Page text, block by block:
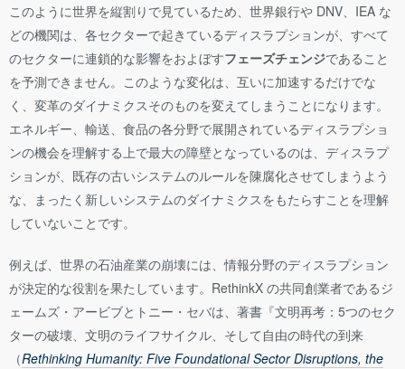
このように世界を縦割りで見ているため、世界銀行や DNV、IEA な
どの機関は、各セクターで起きているディスラプションが、すべて
のセクターに連鎖的な影響をおよぼすフェーズチェンジであること
を予測できません。このような変化は、互いに加速するだけでな
く、変革のダイナミクスそのものを変えてしまうことになります。
エネルギー、輸送、食品の各分野で展開されているディスラプショ
ンの機会を理解する上で最大の障壁となっているのは、ディスラプ
ションが、既存の古いシステムのルールを陳腐化させてしまうよう
な、まったく新しいシステムのダイナミクスをもたらすことを理解
していないことです。
例えば、世界の石油産業の崩壊には、情報分野のディスラプション
が決定的な役割を果たしています。RethinkX の共同創業者であるジ
ェームズ・アービブとトニー・セバは、著書『文明再考：5つのセク
ターの破壊、文明のライフサイクル、そして自由の時代の到来
（Rethinking Humanity: Five Foundational Sector Disruptions, the